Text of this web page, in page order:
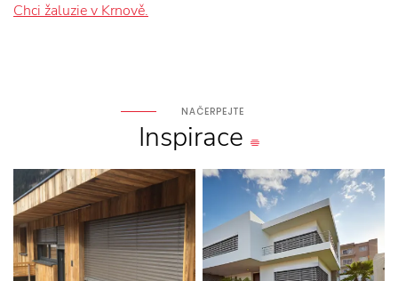
Chci žaluzie v Krnově.
NAČERPEJTE
Inspirace